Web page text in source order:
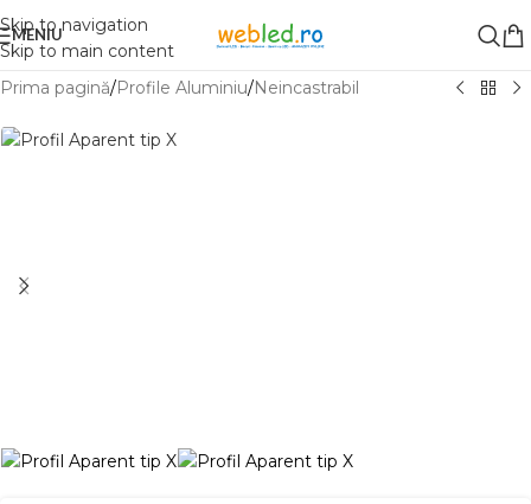
Skip to navigation
Skip to main content
MENIU
Prima pagină/Profile Aluminiu/Neincastrabil